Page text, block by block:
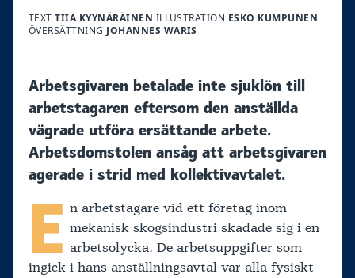
TEXT TIIA KYYNÄRÄINEN ILLUSTRATION ESKO KUMPUNEN
ÖVERSÄTTNING JOHANNES WARIS
Arbetsgivaren betalade inte sjuklön till
arbetstagaren eftersom den anställda
vägrade utföra ersättande arbete.
Arbetsdomstolen ansåg att arbetsgivaren
agerade i strid med kollektivavtalet.
E n arbetstagare vid ett företag inom
mekanisk skogsindustri skadade sig i en
arbetsolycka. De arbetsuppgifter som
ingick i hans anställningsavtal var alla fysiskt